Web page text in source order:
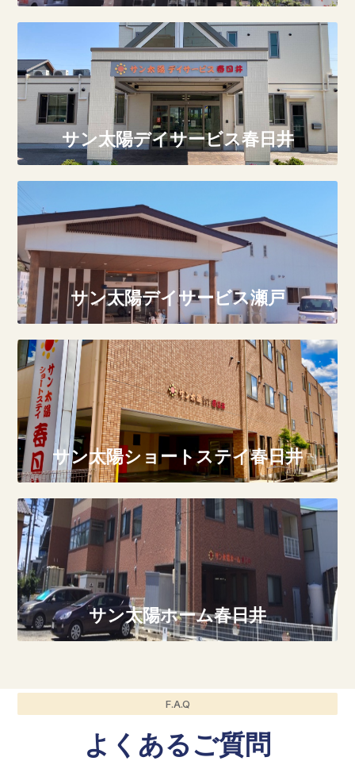
サン太陽デイサービス春日井
サン太陽デイサービス瀬戸
サン太陽ショートステイ春日井
サン太陽ホーム春日井
F.A.Q
よくあるご質問